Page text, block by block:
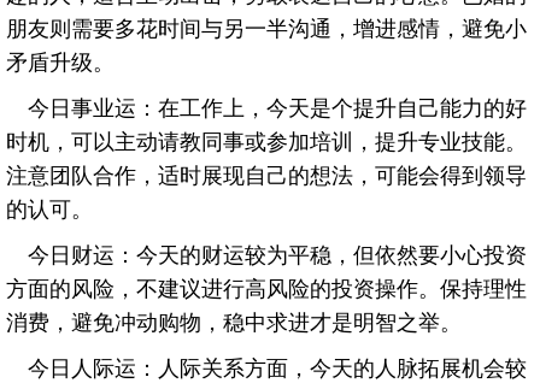
朋友则需要多花时间与另一半沟通，增进感情，避免小
矛盾升级。
今日事业运：在工作上，今天是个提升自己能力的好
时机，可以主动请教同事或参加培训，提升专业技能。
注意团队合作，适时展现自己的想法，可能会得到领导
的认可。
今日财运：今天的财运较为平稳，但依然要小心投资
方面的风险，不建议进行高风险的投资操作。保持理性
消费，避免冲动购物，稳中求进才是明智之举。
今日人际运：人际关系方面，今天的人脉拓展机会较